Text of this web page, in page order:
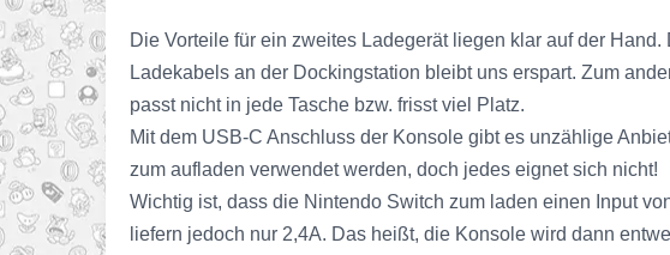
Die Vorteile für ein zweites Ladegerät liegen klar auf der
Ladekabels an der Dockingstation bleibt uns erspart. Zum
passt nicht in jede Tasche bzw. frisst viel Platz.
Mit dem USB-C Anschluss der Konsole gibt es unzählige
zum aufladen verwendet werden, doch jedes eignet sich nicht!
Wichtig ist, dass die Nintendo Switch zum laden einen Input
liefern jedoch nur 2,4A. Das heißt, die Konsole wird dann